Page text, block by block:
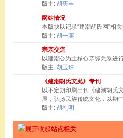
版主: 胡庆丰
网站情况
本版块以记录“建潮胡氏网”相
版主: 胡一宾
宗亲交流
以建潮公为主核心亲缘关系进
版主: 胡玉珠
《建潮胡氏文苑》专刊
以不定期印刷出刊《建潮胡氏
展，弘扬民族传统文化，以期
版主: 胡礼明
站点相关